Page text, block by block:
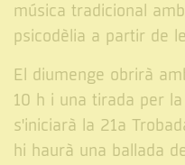
música tradicional
psicodèlia a partir de
El diumenge obrirà
10 h i una tirada per la
s'iniciarà la 21a
hi haurà una ballada